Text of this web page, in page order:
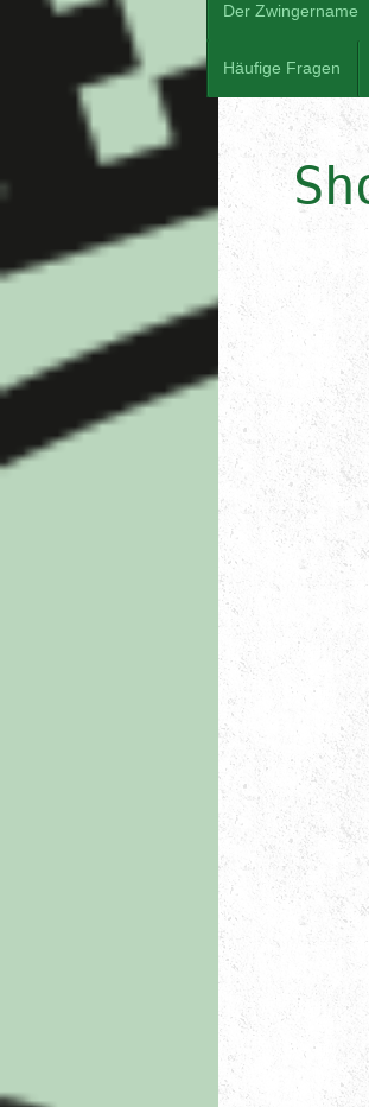
Der Zwingername
Häufige Fragen